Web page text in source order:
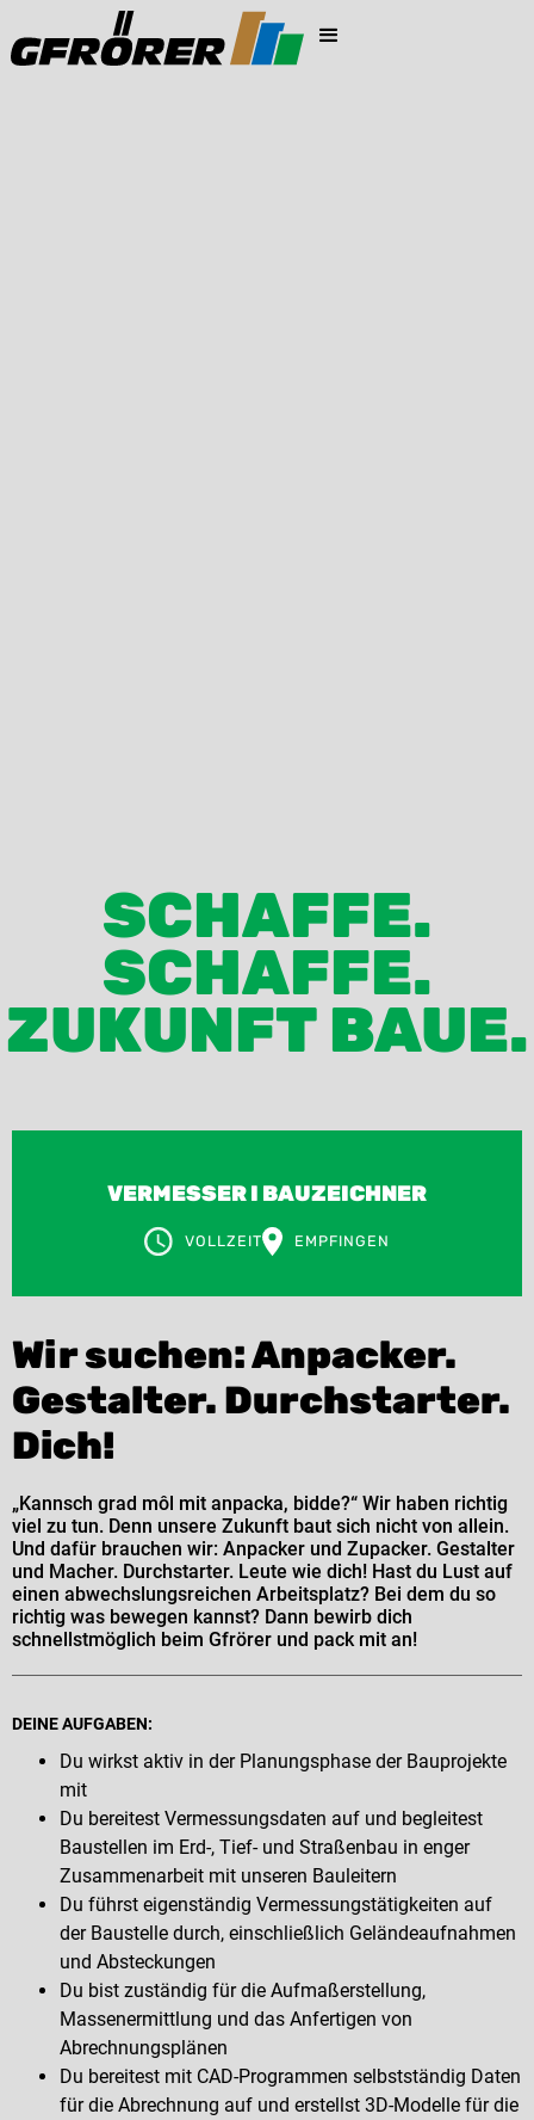
SCHAFFE.
SCHAFFE.
ZUKUNFT BAUE.
VERMESSER I BAUZEICHNER
VOLLZEIT EMPFINGEN
Wir suchen: Anpacker.
Gestalter. Durchstarter.
Dich!
„Kannsch grad môl mit anpacka, bidde?“ Wir haben richtig
viel zu tun. Denn unsere Zukunft baut sich nicht von allein.
Und dafür brauchen wir: Anpacker und Zupacker. Gestalter
und Macher. Durchstarter. Leute wie dich! Hast du Lust auf
einen abwechslungsreichen Arbeitsplatz? Bei dem du so
richtig was bewegen kannst? Dann bewirb dich
schnellstmöglich beim Gfrörer und pack mit an!
DEINE AUFGABEN:
Du wirkst aktiv in der Planungsphase der Bauprojekte
mit
Du bereitest Vermessungsdaten auf und begleitest
Baustellen im Erd-, Tief- und Straßenbau in enger
Zusammenarbeit mit unseren Bauleitern
Du führst eigenständig Vermessungstätigkeiten auf
der Baustelle durch, einschließlich Geländeaufnahmen
und Absteckungen
Du bist zuständig für die Aufmaßerstellung,
Massenermittlung und das Anfertigen von
Abrechnungsplänen
Du bereitest mit CAD-Programmen selbstständig Daten
für die Abrechnung auf und erstellst 3D-Modelle für die